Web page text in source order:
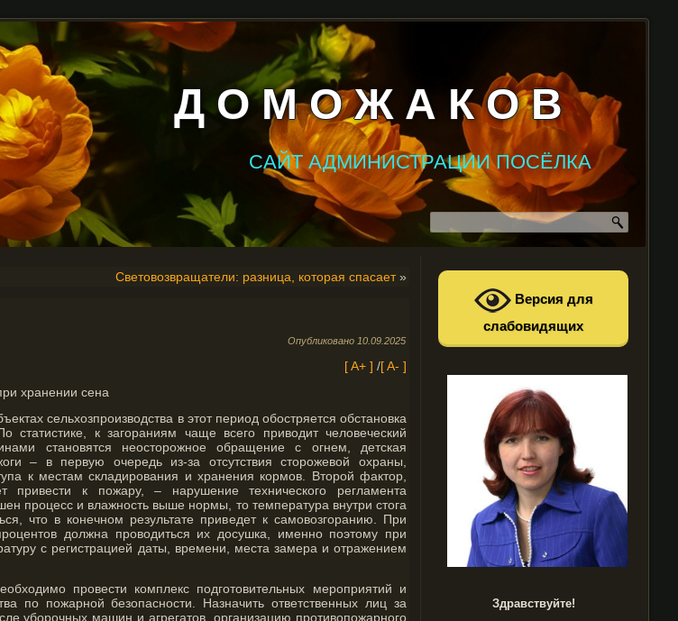
Д О М О Ж А К О В
САЙТ АДМИНИСТРАЦИИ ПОСЁЛКА
Световозвращатели: разница, которая спасает»
Опубликовано 10.09.2025
[ A+ ] /[ A- ]
хранении сена
сельхозпроизводства в этот период обостряется обстановка
статистике, к загораниям чаще всего приводит человеческий
становятся неосторожное обращение с огнем, детская
– в первую очередь из-за отсутствия сторожевой охраны,
к местам складирования и хранения кормов. Второй фактор,
привести к пожару, – нарушение технического регламента
процесс и влажность выше нормы, то температура внутри стога
что в конечном результате приведет к самовозгоранию. При
должна проводиться их досушка, именно поэтому при
с регистрацией даты, времени, места замера и отражением
провести комплекс подготовительных мероприятий и
по пожарной безопасности. Назначить ответственных лиц за
уборочных машин и агрегатов, организацию противопожарного
Версия для
слабовидящих
Здравствуйте!